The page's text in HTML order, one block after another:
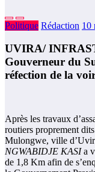
Politique Rédaction 10
UVIRA/
Gouverneur du
réfection de la
Après les travaux
routiers proprement
Mulongwe, ville
NGWABIDJE KASIa
de 1,8 Km afin de